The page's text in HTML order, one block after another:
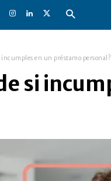
incumples en un préstamo personal?
si